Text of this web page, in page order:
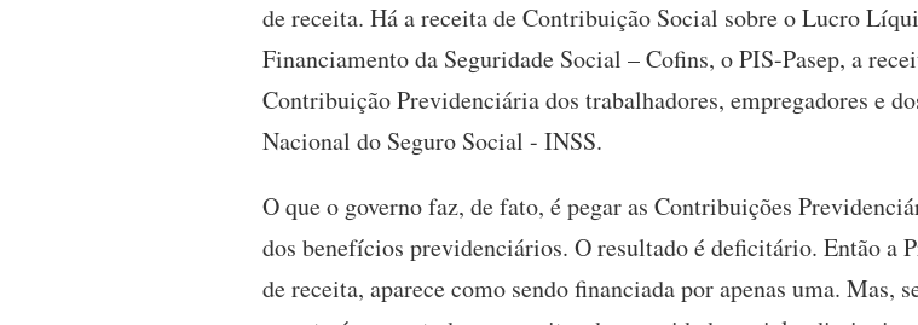
de receita. Há a receita de Contribuição Social sobre o Lucro
Financiamento da Seguridade Social – Cofins, o PIS-Pasep, a
Contribuição Previdenciária dos trabalhadores, empregadores e
Nacional do Seguro Social - INSS.
O que o governo faz, de fato, é pegar as Contribuições
dos benefícios previdenciários. O resultado é deficitário. Então a
de receita, aparece como sendo financiada por apenas uma. Mas,